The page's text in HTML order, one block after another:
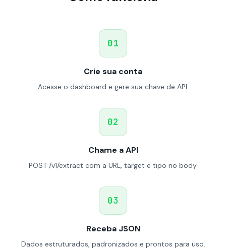
01
Crie sua conta
Acesse o dashboard e gere sua chave de API.
02
Chame a API
POST /v1/extract com a URL, target e tipo no body.
03
Receba JSON
Dados estruturados, padronizados e prontos para uso.